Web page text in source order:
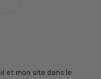
et mon site dans le